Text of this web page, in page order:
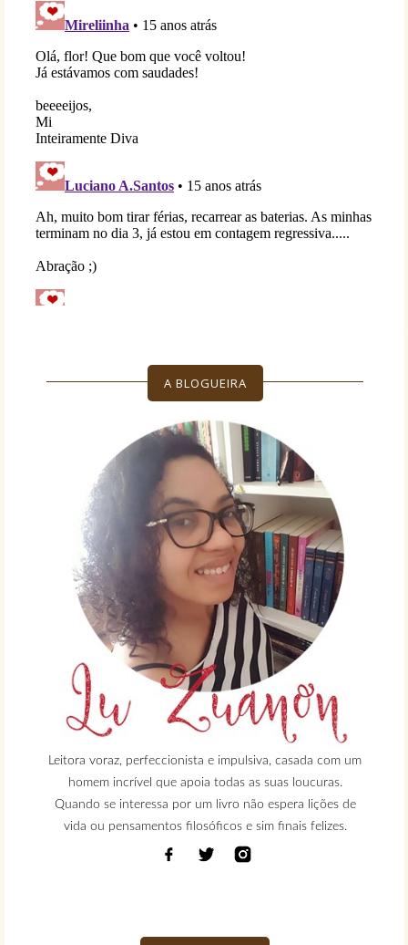
A BLOGUEIRA
Leitora voraz, perfeccionista e impulsiva, casada com um
homem incrível que apoia todas as suas loucuras.
Quando se interessa por um livro não espera lições de
vida ou pensamentos filosóficos e sim finais felizes.